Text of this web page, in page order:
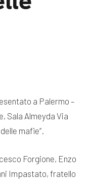
a Palermo –
Sala Almeyda Via
mafie”.
Forgione, Enzo
Impastato, fratello
dal Sud
Videomagazine
e blog progetti